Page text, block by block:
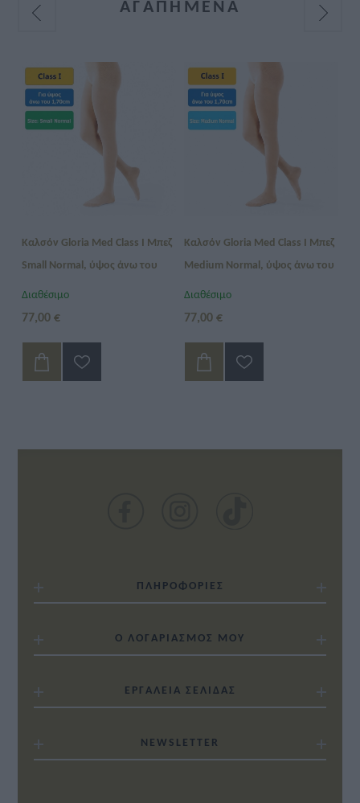
ΑΓΑΠΗΜΈΝΑ
Καλσόν Gloria Med Class I Μπεζ
Small Normal, ύψος άνω του
1,70
Διαθέσιμο
77,00 €
Καλσόν Gloria Med Class I Μπεζ
Medium Normal, ύψος άνω του
1,70
Διαθέσιμο
77,00 €
ΠΛΗΡΟΦΟΡΙΕΣ
Ο ΛΟΓΑΡΙΑΣΜΟΣ ΜΟΥ
ΕΡΓΑΛΕΙΑ ΣΕΛΙΔΑΣ
NEWSLETTER